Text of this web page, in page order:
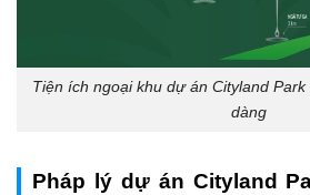
Tiện ích ngoại khu dự án Cityland
dàng
Pháp lý dự án Cityland